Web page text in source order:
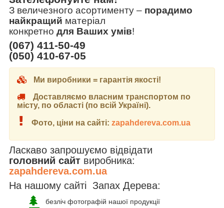
З величезного асортименту – порадимо
найкращий матеріал
конкретно для Ваших умів!
(067) 411-50-49
(050) 410-67-05
Ми виробники = гарантія якості!
Доставляємо власним транспортом по
місту, по області (по всій Україні).
Фото, ціни на сайті: zapahdereva.com.ua
Ласкаво запрошуємо відвідати
головний сайт виробника:
zapahdereva.com.ua
На нашому сайті Запах Дерева:
безліч фотографій нашої продукції